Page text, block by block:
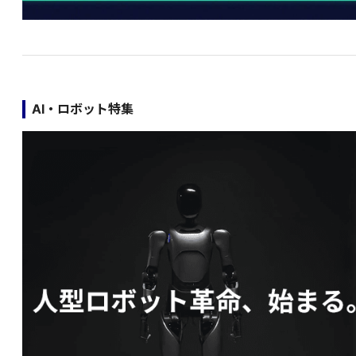
AI・ロボット特集